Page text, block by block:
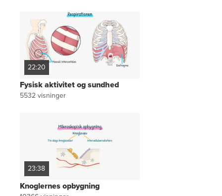
22:20
Fysisk aktivitet og sundhed
5532visninger
23:38
Knoglernes opbygning